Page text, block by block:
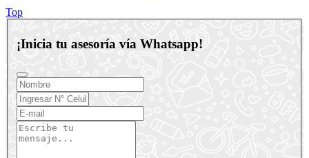
Top
¡Inicia tu asesoría vía Whatsapp!